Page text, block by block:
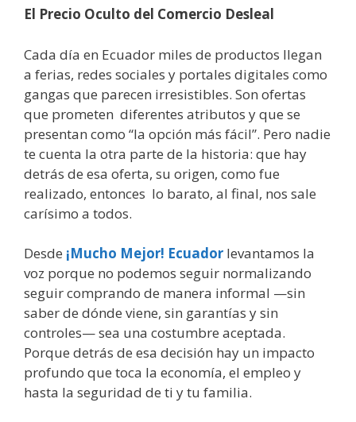
El Precio Oculto del Comercio Desleal
Cada día en Ecuador miles de productos llegan
a ferias, redes sociales y portales digitales como
gangas que parecen irresistibles. Son ofertas
que prometen diferentes atributos y que se
presentan como “la opción más fácil”. Pero nadie
te cuenta la otra parte de la historia: que hay
detrás de esa oferta, su origen, como fue
realizado, entonces lo barato, al final, nos sale
carísimo a todos.
Desde ¡Mucho Mejor! Ecuador levantamos la
voz porque no podemos seguir normalizando
seguir comprando de manera informal —sin
saber de dónde viene, sin garantías y sin
controles— sea una costumbre aceptada.
Porque detrás de esa decisión hay un impacto
profundo que toca la economía, el empleo y
hasta la seguridad de ti y tu familia.